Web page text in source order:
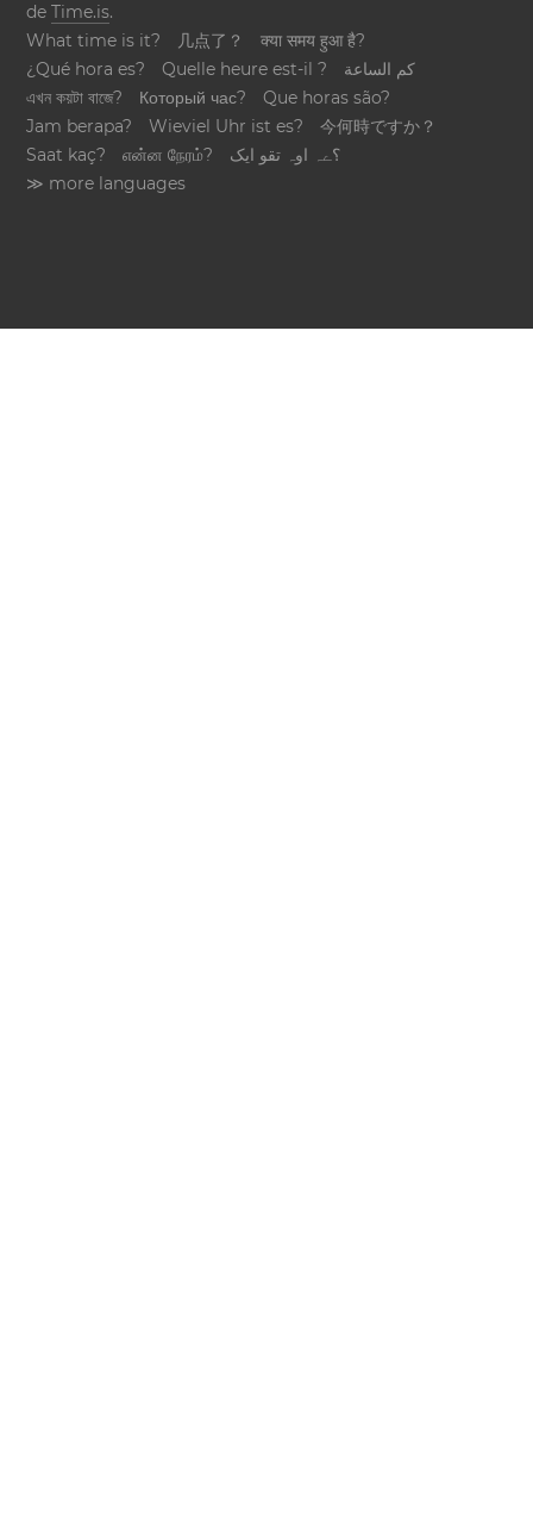
deTime.is.
What time is it?
几点了？
क्या समय हुआ है?
¿Qué hora es?
Quelle heure est-il ?
كم الساعة
এখন কয়টা বাজে?
Который час?
Que horas são?
Jam berapa?
Wieviel Uhr ist es?
今何時ですか？
Saat kaç?
என்ன நேரம்?
؟ےہ اوہ تقو ایک
≫ more languages